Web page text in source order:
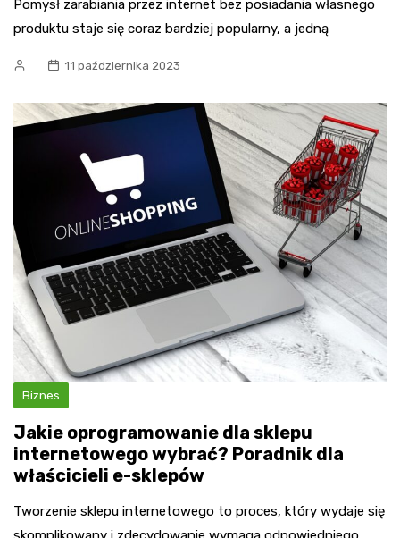
Pomysł zarabiania przez internet bez posiadania własnego
produktu staje się coraz bardziej popularny, a jedną
11 października 2023
Biznes
Jakie oprogramowanie dla sklepu
internetowego wybrać? Poradnik dla
właścicieli e-sklepów
Tworzenie sklepu internetowego to proces, który wydaje się